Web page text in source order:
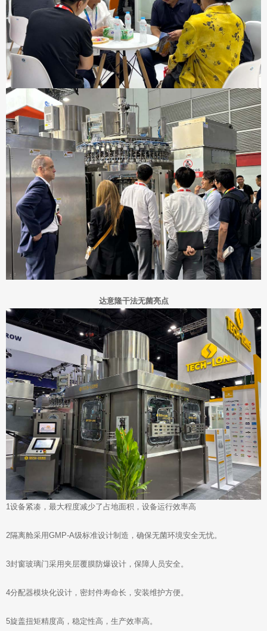
达意隆干法无菌亮点
1设备紧凑，最大程度减少了占地面积，设备运行效率高
2隔离舱采用GMP-A级标准设计制造，确保无菌环境安全无忧。
3封窗玻璃门采用夹层覆膜防爆设计，保障人员安全。
4分配器模块化设计，密封件寿命长，安装维护方便。
5旋盖扭矩精度高，稳定性高，生产效率高。